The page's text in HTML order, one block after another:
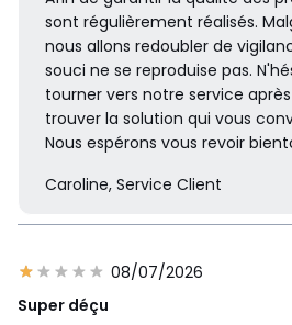
sont régulièrement réalisés.
nous allons redoubler de
souci ne se reproduise pas.
tourner vers notre service
trouver la solution qui vous
Nous espérons vous revoir
Caroline, Service Client
08/07/2026
Super déçu